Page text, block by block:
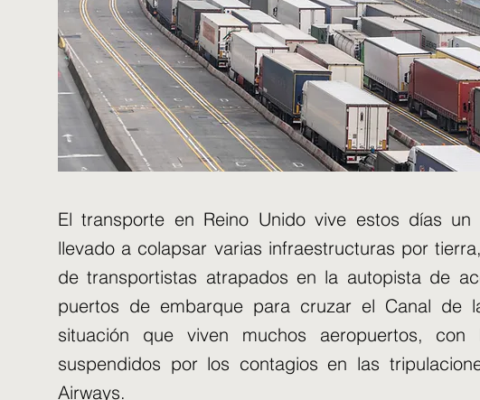
El transporte en Reino Unido vive estos días
llevado a colapsar varias infraestructuras por
de transportistas atrapados en la autopista de
puertos de embarque para cruzar el Canal de
situación que viven muchos aeropuertos,
suspendidos por los contagios en las
Airways.